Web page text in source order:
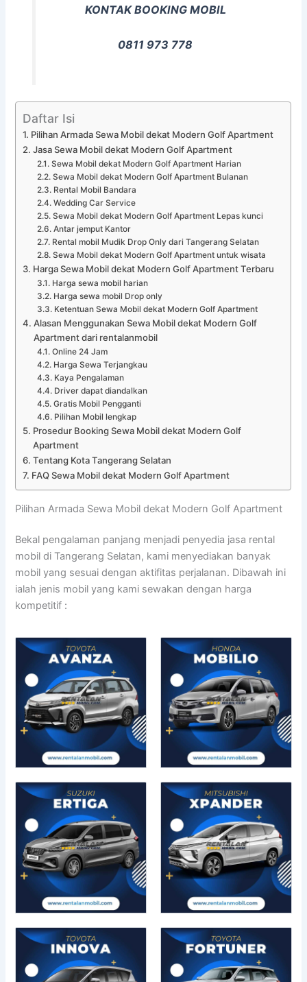
KONTAK BOOKING MOBIL
0811 973 778
Daftar Isi
Pilihan Armada Sewa Mobil dekat Modern Golf Apartment
Jasa Sewa Mobil dekat Modern Golf Apartment
Sewa Mobil dekat Modern Golf Apartment Harian
Sewa Mobil dekat Modern Golf Apartment Bulanan
Rental Mobil Bandara
Wedding Car Service
Sewa Mobil dekat Modern Golf Apartment Lepas kunci
Antar jemput Kantor
Rental mobil Mudik Drop Only dari Tangerang Selatan
Sewa Mobil dekat Modern Golf Apartment untuk wisata
Harga Sewa Mobil dekat Modern Golf Apartment Terbaru
Harga sewa mobil harian
Harga sewa mobil Drop only
Ketentuan Sewa Mobil dekat Modern Golf Apartment
Alasan Menggunakan Sewa Mobil dekat Modern Golf
Apartment dari rentalanmobil
Online 24 Jam
Harga Sewa Terjangkau
Kaya Pengalaman
Driver dapat diandalkan
Gratis Mobil Pengganti
Pilihan Mobil lengkap
Prosedur Booking Sewa Mobil dekat Modern Golf
Apartment
Tentang Kota Tangerang Selatan
FAQ Sewa Mobil dekat Modern Golf Apartment
Pilihan Armada Sewa Mobil dekat Modern Golf Apartment
Bekal pengalaman panjang menjadi penyedia jasa rental
mobil di Tangerang Selatan, kami menyediakan banyak
mobil yang sesuai dengan aktifitas perjalanan. Dibawah ini
ialah jenis mobil yang kami sewakan dengan harga
kompetitif :